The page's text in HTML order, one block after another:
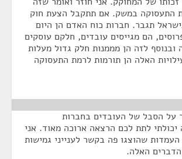
התעסוקה במשק. אם תתקבל הצעת חוק
תגבר. חברות כוח האדם הן היום
הם מגייסים עובדים, חלקם עוסקים
לזה הן מממנות חלק גדול מעלות
האלה הן תורמות לרמת התעסוקה
על הסבל של העובדים בחברות
לתת לכם הרצאה ארוכה מאוד. אני
שהוצגו פה בקשר לענייני גמישות
האלה.